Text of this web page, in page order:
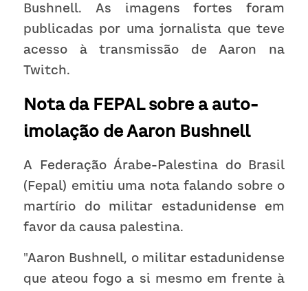
Bushnell. As imagens fortes foram
publicadas por uma jornalista que teve
acesso à transmissão de Aaron na
Twitch.
Nota da FEPAL sobre a auto-
imolação de Aaron Bushnell
A Federação Árabe-Palestina do Brasil
(Fepal) emitiu uma nota falando sobre o
martírio do militar estadunidense em
favor da causa palestina.
"Aaron Bushnell, o militar estadunidense
que ateou fogo a si mesmo em frente à